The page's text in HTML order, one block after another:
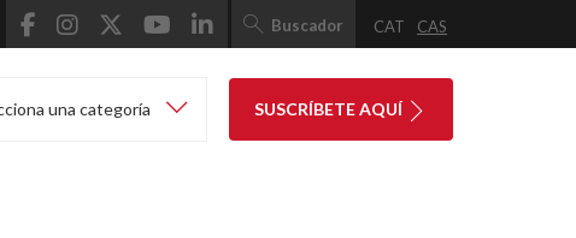
Buscador CAT CAS
una categoría SUSCRÍBETE AQUÍ